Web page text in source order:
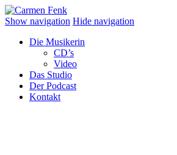
Show navigation Hide navigation
Die Musikerin
CD’s
Video
Das Studio
Der Podcast
Kontakt